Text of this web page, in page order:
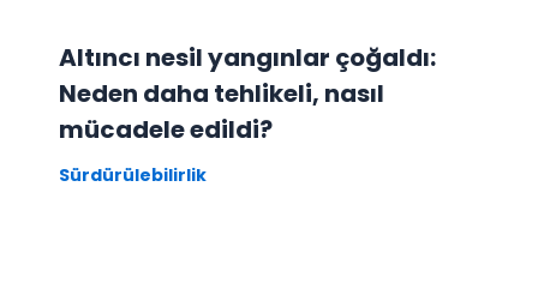
Altıncı nesil yangınlar çoğaldı:
Neden daha tehlikeli, nasıl
mücadele edildi?
Sürdürülebilirlik